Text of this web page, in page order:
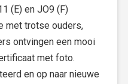
(E) en JO9 (F)
met trotse ouders,
ontvingen een mooi
met foto.
en op naar nieuwe